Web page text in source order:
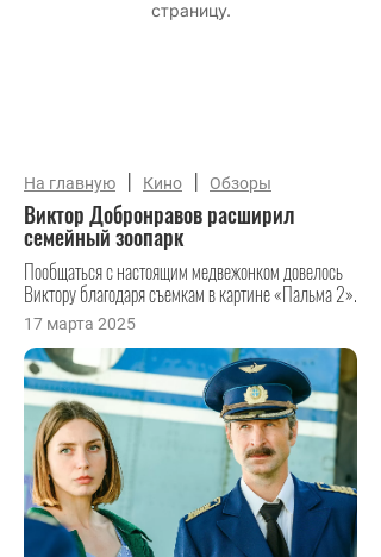
На главную | Кино | Обзоры
Виктор Добронравов расширил
семейный зоопарк
Пообщаться с настоящим медвежонком довелось
Виктору благодаря съемкам в картине «Пальма 2».
17 марта 2025